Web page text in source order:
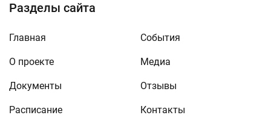
Разделы сайта
Главная
О проекте
Документы
Расписание
События
Медиа
Отзывы
Контакты